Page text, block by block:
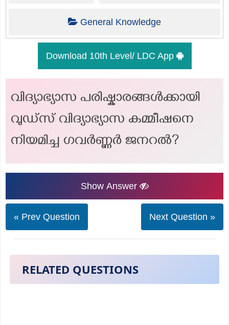
General Knowledge
Download 10th Level/ LDC App
വിദ്യാഭ്യാസ പരിഷ്കാരങ്ങൾക്കായി
വുഡ്സ് വിദ്യാഭ്യാസ കമ്മീഷനെ
നിയമിച്ച ഗവർണ്ണർ ജനറൽ?
Show Answer
« Prev Question Next Question »
RELATED QUESTIONS